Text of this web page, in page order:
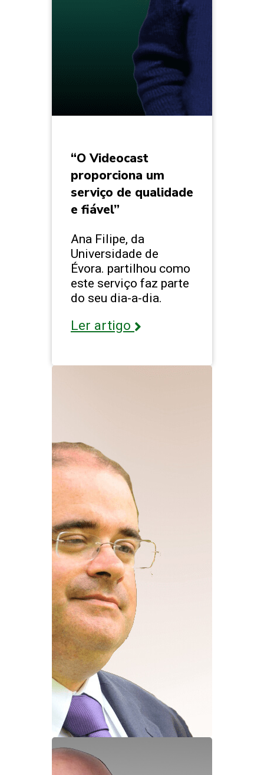
“O Videocast
proporciona um
serviço de qualidade
e fiável”
Ana Filipe, da
Universidade de
Évora. partilhou como
este serviço faz parte
do seu dia-a-dia.
Ler artigo